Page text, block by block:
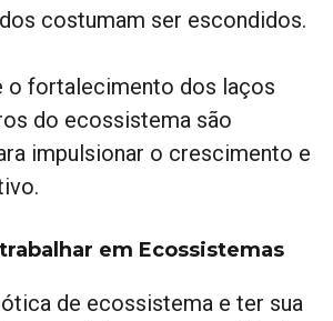
costumam ser escondidos.
o fortalecimento dos laços
do ecossistema são
impulsionar o crescimento e
em Ecossistemas
de ecossistema e ter sua